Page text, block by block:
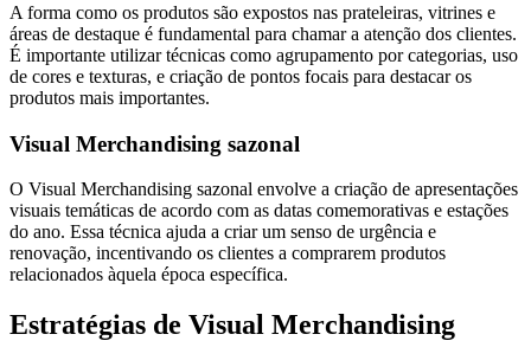
A forma como os produtos são expostos nas prateleiras, vitrines e
áreas de destaque é fundamental para chamar a atenção dos clientes.
É importante utilizar técnicas como agrupamento por categorias, uso
de cores e texturas, e criação de pontos focais para destacar os
produtos mais importantes.
Visual Merchandising sazonal
O Visual Merchandising sazonal envolve a criação de apresentações
visuais temáticas de acordo com as datas comemorativas e estações
do ano. Essa técnica ajuda a criar um senso de urgência e
renovação, incentivando os clientes a comprarem produtos
relacionados àquela época específica.
Estratégias de Visual Merchandising